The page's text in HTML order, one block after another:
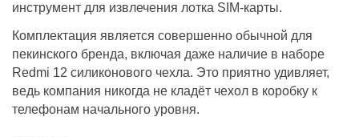
инструмент для извлечения лотка SIM-карты.
Комплектация является совершенно обычной для
пекинского бренда, включая даже наличие в наборе
Redmi 12 силиконового чехла. Это приятно удивляет,
ведь компания никогда не кладёт чехол в коробку к
телефонам начального уровня.